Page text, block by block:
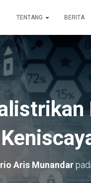
TENTANG BERITA
Aris Munandar